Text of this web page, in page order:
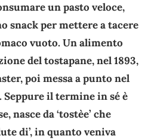
un pasto veloce,
snack per mettere a tacere
vuoto. Un alimento
del tostapane, nel 1893,
poi messa a punto nel
Seppure il termine in sé è
nasce da ‘tostèe’ che
di’, in quanto veniva